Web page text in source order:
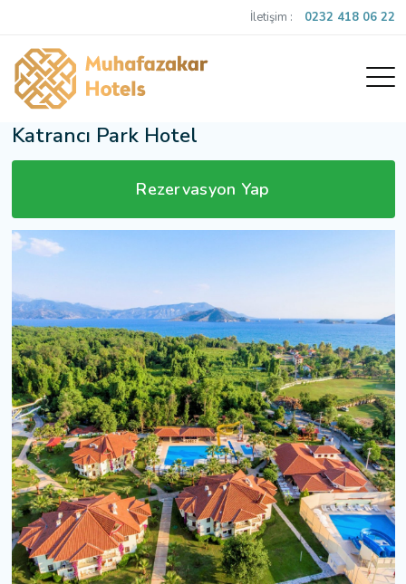
İletişim : 0232 418 06 22
Katrancı Park Hotel
Rezervasyon Yap